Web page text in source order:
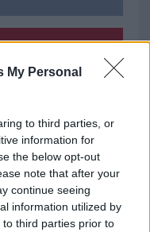
My Personal
to third parties, or
information for
the below opt-out
note that after your
continue seeing
information utilized by
third parties prior to
tue foto
ultime news